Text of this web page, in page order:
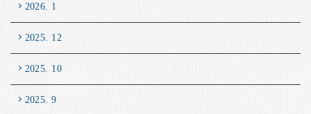
2026. 1
2025. 12
2025. 10
2025. 9